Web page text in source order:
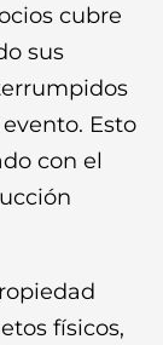
cubre
sus
Esto
con el
físicos,